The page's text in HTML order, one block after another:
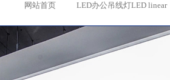
网站首页 LED办公吊线灯LED linear